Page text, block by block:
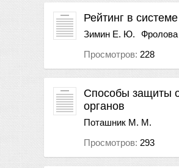
Рейтинг в
Зимин Е. Ю.
Просмотров: 228
Способы защиты
органов
Поташник М. М.
Просмотров: 293